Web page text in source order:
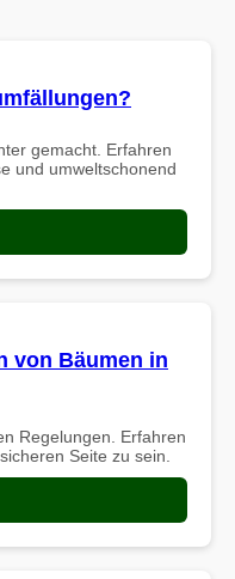
gemacht. Erfahren
und umweltschonend
von Bäumen in
Regelungen. Erfahren
Seite zu sein.